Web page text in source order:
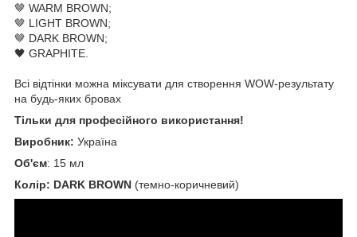
🤎 WARM BROWN;
🤎 LIGHT BROWN;
🤎 DARK BROWN;
🖤 GRAPHITE.
Всі відтінки можна міксувати для створення WOW-результату
на будь-яких бровах
Тільки для професійного використання!
Виробник: Україна
Об'єм: 15 мл
Колір: DARK BROWN (темно-коричневий)